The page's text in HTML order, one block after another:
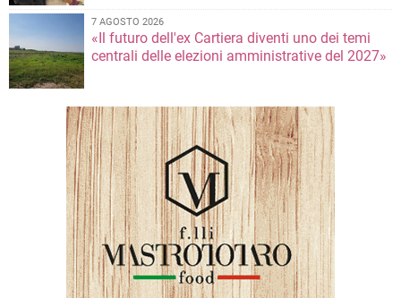
7 AGOSTO 2026
«Il futuro dell'ex Cartiera diventi uno dei temi
centrali delle elezioni amministrative del 2027»